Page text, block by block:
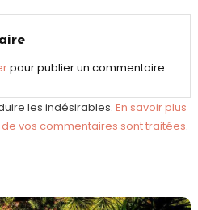
pour publier un commentaire.
les indésirables. En savoir plus
vos commentaires sont traitées.